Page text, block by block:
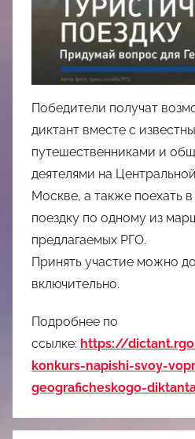
Победители получат
диктант вместе с
путешественниками и
деятелями на
Москве, а также поехать
поездку по одному из
предлагаемых РГО.
Принять участие можно
включительно.
Подробнее по
ссылке: https://
konkurs-napishi-svoy-
geograficheskogo-